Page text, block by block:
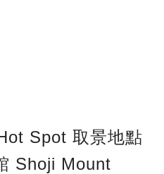
Spot 取景地點
Shoji Mount